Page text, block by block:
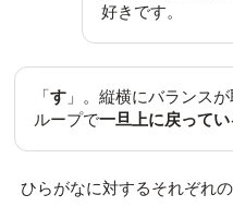
好きです。
「す」。縦横にバランス
ループで一旦上に戻って
ひらがなに対するそれぞれ